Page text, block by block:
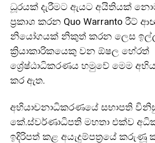
ධූරයක් දැරීමට ඇයට අයිතියක්
ප්‍රකාශ කරන Quo Warranto රීට්
නියෝගයක් නිකුත් කරන ලෙස
ක්‍රියාකාරිකයෙකු වන ඕෂල හේරත්
ශ්‍රේෂ්ඨාධිකරණය හමුවේ මෙම
කර ඇත.
අභියාචනාධිකරණයේ සභාපති
කේ.ස්වර්ණාධිපති මහතා එක්ව
ඉදිරිපත් කළ අයැදුම්පත්‍රයේ කරුණූ